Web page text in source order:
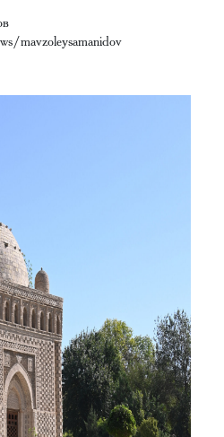
mavzoleysamanidov